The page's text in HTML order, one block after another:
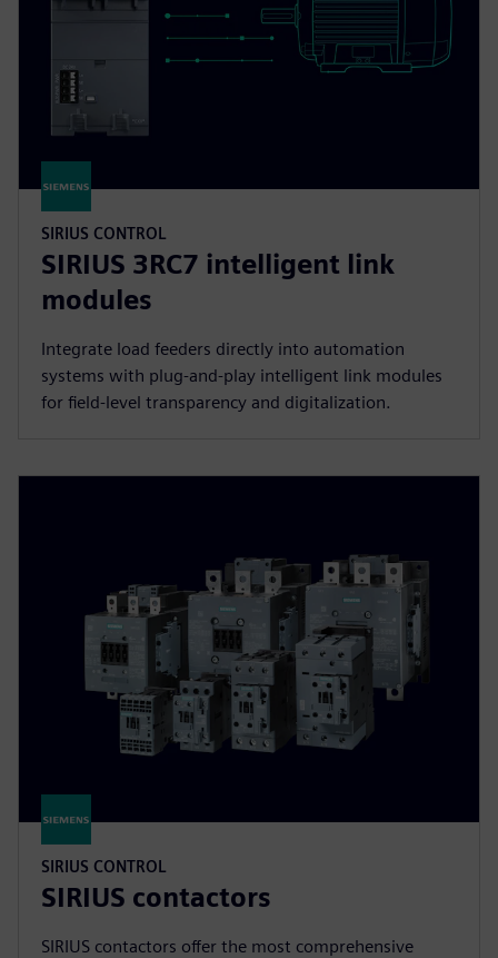
SIRIUS CONTROL
SIRIUS 3RC7 intelligent link
modules
Integrate load feeders directly into automation
systems with plug-and-play intelligent link modules
for field-level transparency and digitalization.
SIRIUS CONTROL
SIRIUS contactors
SIRIUS contactors offer the most comprehensive